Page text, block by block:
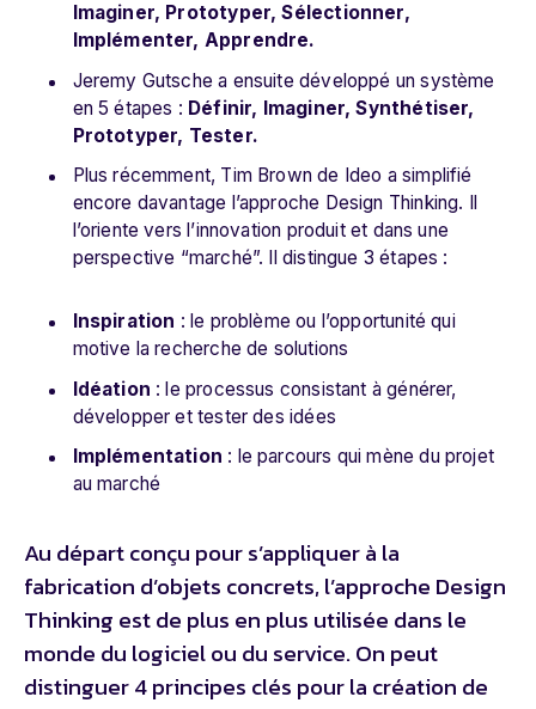
Imaginer, Prototyper, Sélectionner,
Implémenter, Apprendre.
Jeremy Gutsche a ensuite développé un système
en 5 étapes : Définir, Imaginer, Synthétiser,
Prototyper, Tester.
Plus récemment, Tim Brown de Ideo a simplifié
encore davantage l’approche Design Thinking. Il
l’oriente vers l’innovation produit et dans une
perspective “marché”. Il distingue 3 étapes :
Inspiration : le problème ou l’opportunité qui
motive la recherche de solutions
Idéation : le processus consistant à générer,
développer et tester des idées
Implémentation : le parcours qui mène du projet
au marché
Au départ conçu pour s’appliquer à la
fabrication d’objets concrets, l’approche Design
Thinking est de plus en plus utilisée dans le
monde du logiciel ou du service. On peut
distinguer 4 principes clés pour la création de